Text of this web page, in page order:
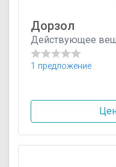
Дорзол
Действующее
1 предложение